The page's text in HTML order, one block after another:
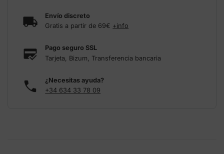
Envío discreto
Gratis a partir de 69€ +info
Pago seguro SSL
Tarjeta, Bizum, Transferencia bancaria
¿Necesitas ayuda?
+34 634 33 78 09